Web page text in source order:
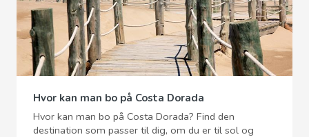
Hvor kan man bo på Costa Dorada
Hvor kan man bo på Costa Dorada? Find den
destination som passer til dig, om du er til sol og